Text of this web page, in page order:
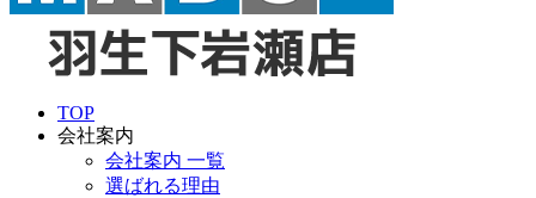
TOP
会社案内
会社案内 一覧
選ばれる理由